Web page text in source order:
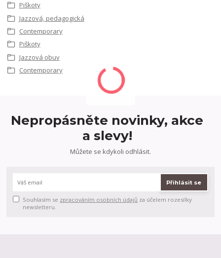
Piškoty
Jazzová, pedagogická
Contemporary
Piškoty
Jazzová obuv
Contemporary
Nepropásněte novinky, akce
a slevy!
Můžete se kdykoli odhlásit.
Přihlásit se
Souhlasím se zpracováním osobních údajů za účelem rozesílky
newsletteru.